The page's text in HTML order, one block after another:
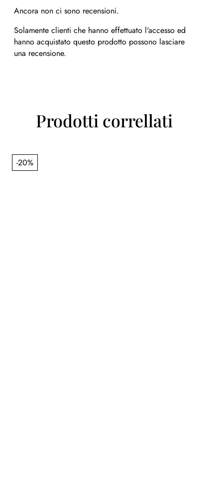
Ancora non ci sono recensioni.
Solamente clienti che hanno effettuato l'accesso ed
hanno acquistato questo prodotto possono lasciare
una recensione.
Prodotti correllati
-20%